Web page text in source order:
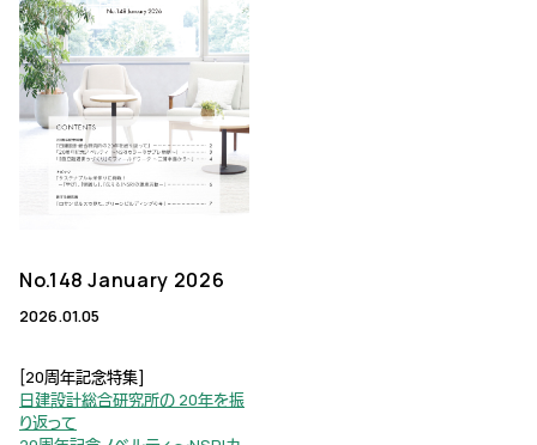
No.148 January 2026
2026.01.05
[20周年記念特集]
日建設計総合研究所の 20年を振
り返って